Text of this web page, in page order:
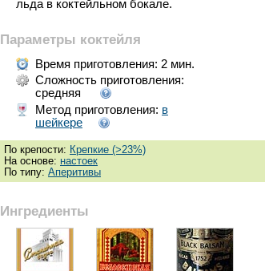
льда в коктейльном бокале.
Параметры коктейля
Время приготовления: 2 мин.
Сложность приготовления:
средняя
Метод приготовления: в
шейкере
По крепости: Крепкие (>23%)
На основе: настоек
По типу: Аперитивы
Ингредиенты